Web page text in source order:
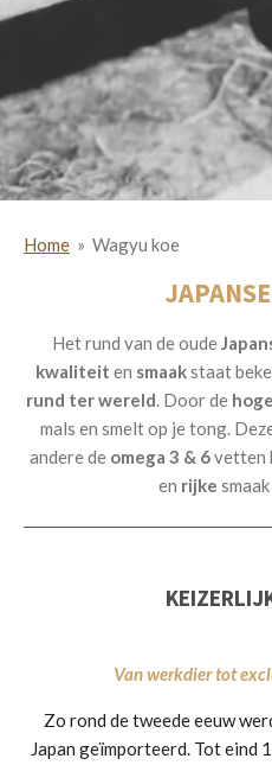
Home » Wagyu koe
Het rund van de oude
kwaliteit en smaakstaat
rund ter wereld. Door de hoge
mals en smelt op je tong.
andere deomega 3 & 6vetten
en rijke
Van werkdier tot
Zo rond de tweede eeuw
Japan geïmporteerd. Tot eind